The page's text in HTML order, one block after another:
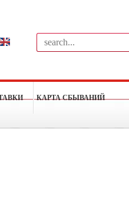
КАРТА СБЫВАНИЙ